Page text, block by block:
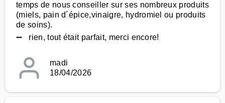
temps de nous conseiller sur ses nombreux produits
(miels, pain d´épice,vinaigre, hydromiel ou produits
de soins).
➖ rien, tout était parfait, merci encore!
madi
18/04/2026